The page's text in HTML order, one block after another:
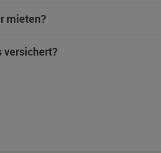
mieten?
versichert?